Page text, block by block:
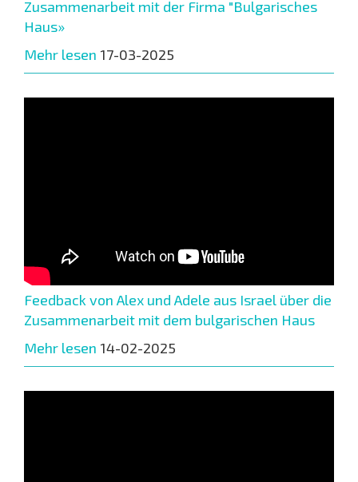
Zusammenarbeit mit der Firma "Bulgarisches
Haus»
Mehr lesen 17-03-2025
Feedback von Alex und Adele aus Israel über die
Zusammenarbeit mit dem bulgarischen Haus
Mehr lesen 14-02-2025